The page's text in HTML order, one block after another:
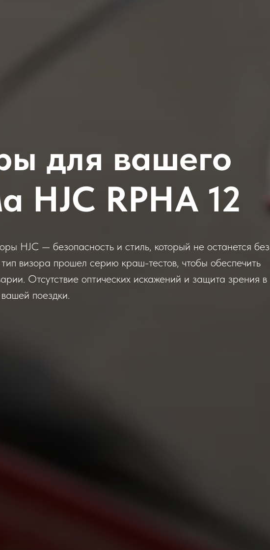
для вашего
HJC RPHA 12
HJC — безопасность и стиль, который не останется без
визора прошел серию краш-тестов, чтобы обеспечить
Отсутствие оптических искажений и защита зрения в
поездки.